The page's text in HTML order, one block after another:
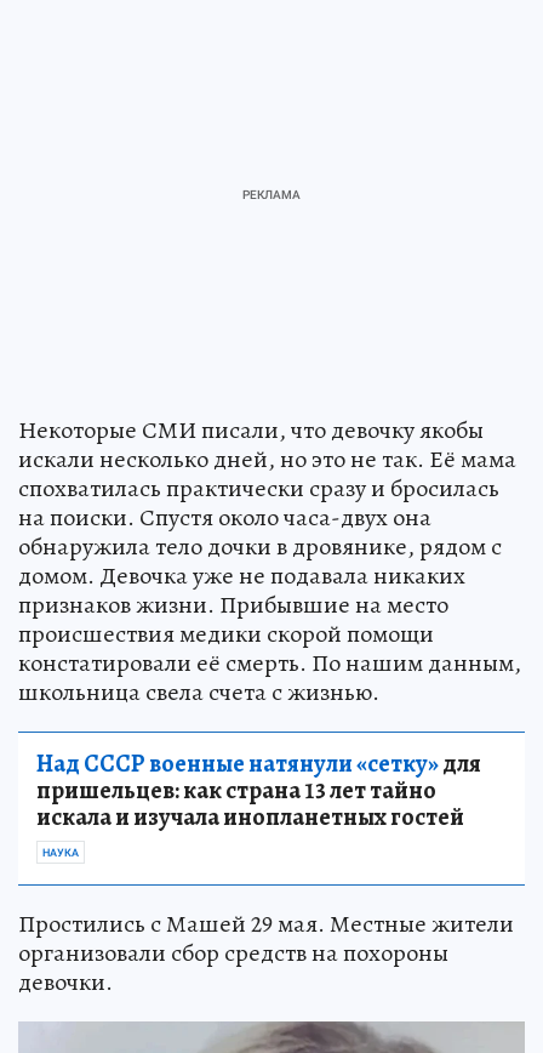
Некоторые СМИ писали, что девочку якобы
искали несколько дней, но это не так. Её мама
спохватилась практически сразу и бросилась
на поиски. Спустя около часа-двух она
обнаружила тело дочки в дровянике, рядом с
домом. Девочка уже не подавала никаких
признаков жизни. Прибывшие на место
происшествия медики скорой помощи
констатировали её смерть. По нашим данным,
школьница свела счета с жизнью.
Над СССР военные натянули «сетку»для
пришельцев: как страна 13 лет тайно
искала и изучала инопланетных гостей
НАУКА
Простились с Машей 29 мая. Местные жители
организовали сбор средств на похороны
девочки.